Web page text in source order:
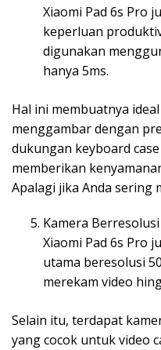
Xiaomi Pad 6s Pro
keperluan
digunakan
hanya 5ms.
Hal ini membuatnya
menggambar dengan
dukungan keyboard
memberikan
Apalagi jika Anda sering
Kamera
Xiaomi Pad 6s Pro
utama beresolusi
merekam video
Selain itu, terdapat
yang cocok untuk video